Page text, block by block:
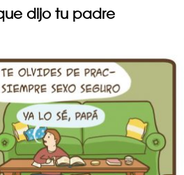
dijo tu padre